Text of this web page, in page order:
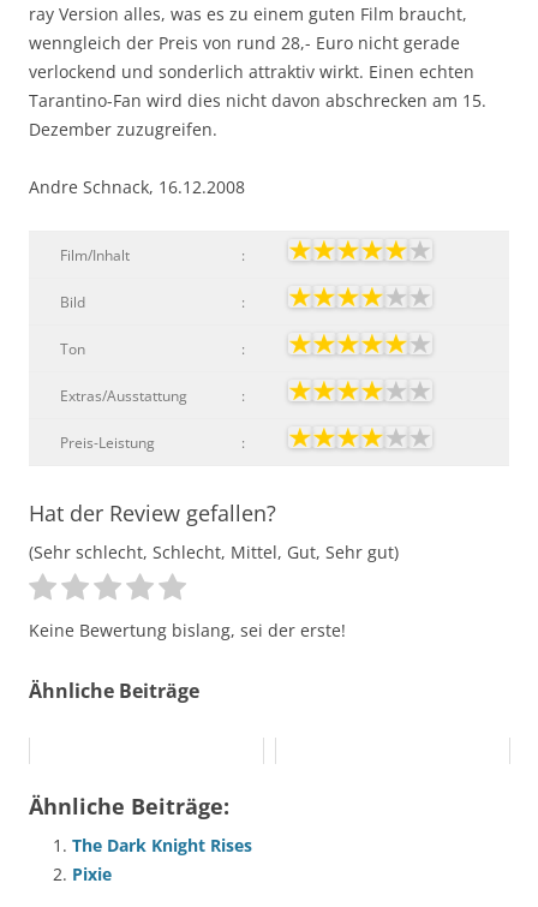
ray Version alles, was es zu einem guten Film braucht,
wenngleich der Preis von rund 28,- Euro nicht gerade
verlockend und sonderlich attraktiv wirkt. Einen echten
Tarantino-Fan wird dies nicht davon abschrecken am 15.
Dezember zuzugreifen.
Andre Schnack, 16.12.2008
Film/Inhalt :
Bild :
Ton :
Extras/Ausstattung :
Preis-Leistung :
Hat der Review gefallen?
(Sehr schlecht, Schlecht, Mittel, Gut, Sehr gut)
Keine Bewertung bislang, sei der erste!
Ähnliche Beiträge
Ähnliche Beiträge:
The Dark Knight Rises
Pixie